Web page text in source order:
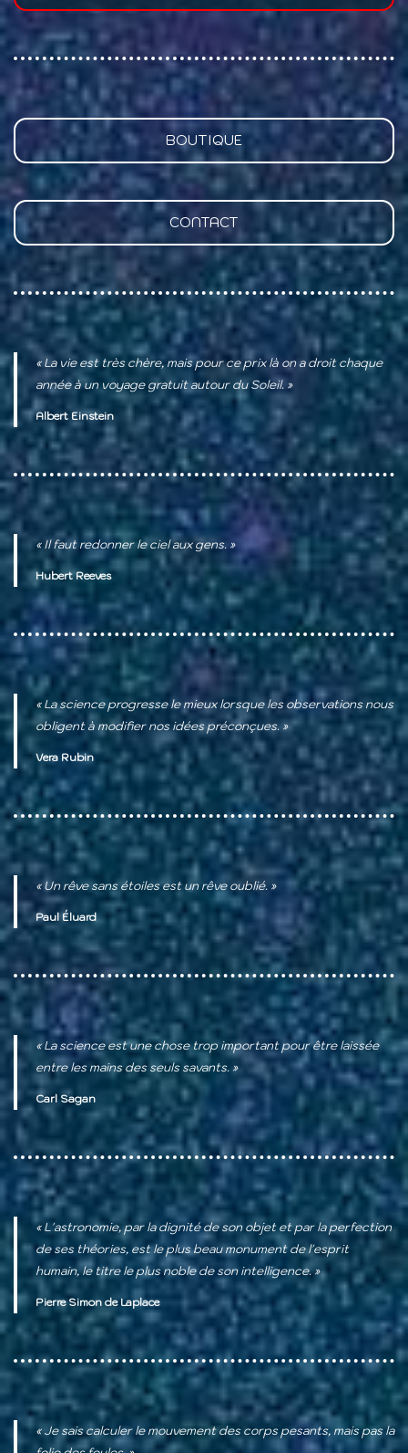
BOUTIQUE
CONTACT
« La vie est très chère, mais pour ce prix là on a droit chaque
année à un voyage gratuit autour du Soleil. »
Albert Einstein
« Il faut redonner le ciel aux gens. »
Hubert Reeves
« La science progresse le mieux lorsque les observations nous
obligent à modifier nos idées préconçues. »
Vera Rubin
« Un rêve sans étoiles est un rêve oublié. »
Paul Éluard
« La science est une chose trop important pour être laissée
entre les mains des seuls savants. »
Carl Sagan
« L'astronomie, par la dignité de son objet et par la perfection
de ses théories, est le plus beau monument de l'esprit
humain, le titre le plus noble de son intelligence. »
Pierre Simon de Laplace
« Je sais calculer le mouvement des corps pesants, mais pas la